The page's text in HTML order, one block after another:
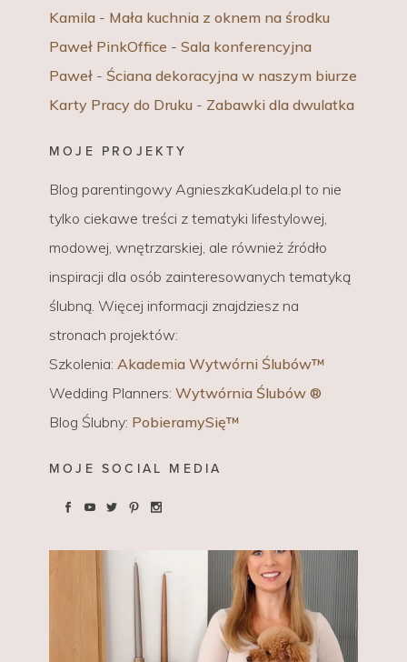
Kamila - Mała kuchnia z oknem na środku
Paweł PinkOffice - Sala konferencyjna
Paweł - Ściana dekoracyjna w naszym biurze
Karty Pracy do Druku - Zabawki dla dwulatka
MOJE PROJEKTY
Blog parentingowy AgnieszkaKudela.pl to nie
tylko ciekawe treści z tematyki lifestylowej,
modowej, wnętrzarskiej, ale również źródło
inspiracji dla osób zainteresowanych tematyką
ślubną. Więcej informacji znajdziesz na
stronach projektów:
Szkolenia: Akademia Wytwórni Ślubów™
Wedding Planners: Wytwórnia Ślubów ®
Blog Ślubny: PobieramySię™
MOJE SOCIAL MEDIA